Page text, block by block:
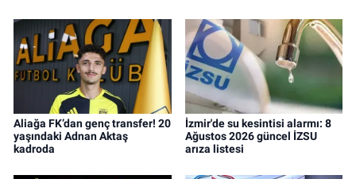
Aliağa FK’dan genç transfer! 20
yaşındaki Adnan Aktaş
kadroda
İzmir'de su kesintisi alarmı: 8
Ağustos 2026 güncel İZSU
arıza listesi